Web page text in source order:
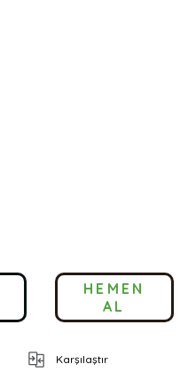
HEMEN
AL
Karşılaştır